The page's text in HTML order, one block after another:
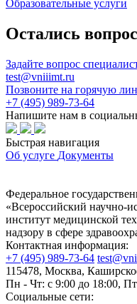
Образовательные услуги
Остались
Задайте вопрос
test@vniiimt.ru
Позвоните на горячую
+7 (495) 989-73-64
Напишите нам в
Быстрая навигация
Об услуге Документы
Федеральное
«Всероссийский научно-
институт медицинской
надзору в сфере
Контактная информация:
+7 (495) 989-73-64
115478, Москва,
Пн - Чт: с 9:00 до 18:00,
Социальные сети: